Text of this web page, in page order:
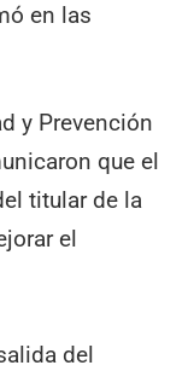
en las
y Prevención
que el
titular de la
el
del